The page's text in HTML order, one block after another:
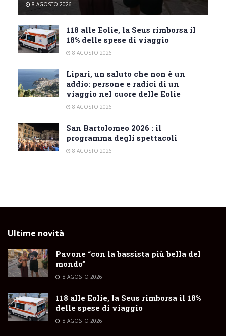
8 AGOSTO 2026
118 alle Eolie, la Seus rimborsa il
18% delle spese di viaggio
8 AGOSTO 2026
Lipari, un saluto che non è un
addio: persone e radici di un
viaggio nel cuore delle Eolie
8 AGOSTO 2026
San Bartolomeo 2026 : il
programma degli spettacoli
8 AGOSTO 2026
Ultime novità
Pavone “con la bassista più bella del
mondo”
8 AGOSTO 2026
118 alle Eolie, la Seus rimborsa il 18%
delle spese di viaggio
8 AGOSTO 2026